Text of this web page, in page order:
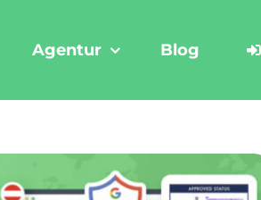
Agentur Blog